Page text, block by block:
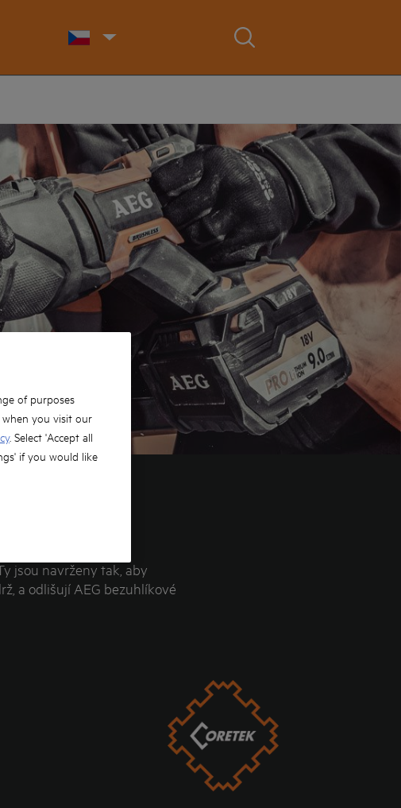
jsou navrženy tak, aby
a odlišují AEG bezuhlíkové
of purposes
you visit our
. Select 'Accept all
if you would like